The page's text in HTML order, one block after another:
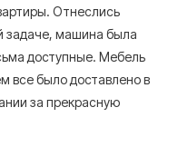
Отнеслись
задаче, машина была
доступные. Мебель
все было доставлено в
за прекрасную